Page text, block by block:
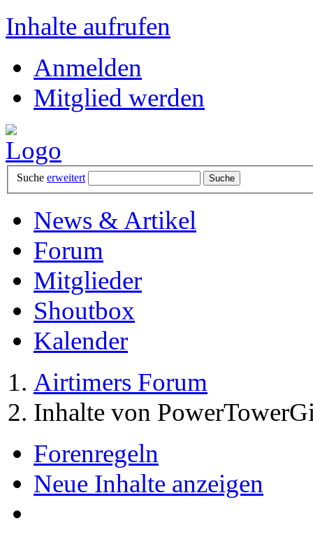
Inhalte aufrufen
Anmelden
Mitglied werden
Suche erweitert
News & Artikel
Forum
Mitglieder
Shoutbox
Kalender
Airtimers Forum
Inhalte von
Forenregeln
Neue Inhalte anzeigen